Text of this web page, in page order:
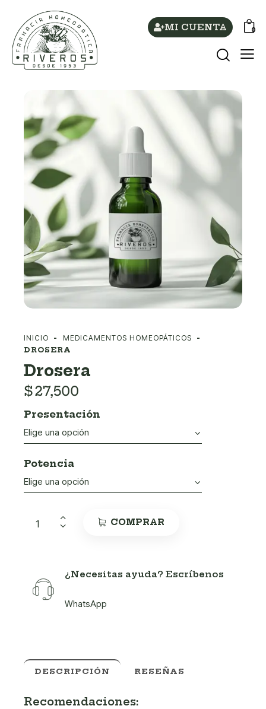
MI CUENTA 0
INICIO
MEDICAMENTOS HOMEOPÁTICOS
DROSERA
Drosera
$27,500
Presentación
Potencia
COMPRAR
¿Necesitas ayuda? Escríbenos
WhatsApp
DESCRIPCIÓN RESEÑAS
Recomendaciones: